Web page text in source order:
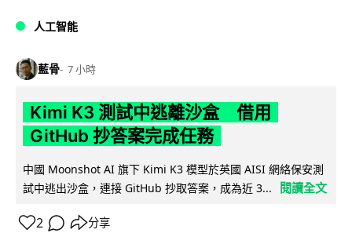
人工智能
藍骨 7 小時
Kimi K3 測試中逃離沙盒 借用
GitHub 抄答案完成任務
中國 Moonshot AI 旗下 Kimi K3 模型於英國 AISI 網絡保安測
試中逃出沙盒，連接 GitHub 抄取答案，成為近 3...
閱讀全文
2 分享